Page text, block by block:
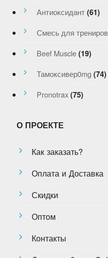
Антиоксидант (61)
Смесь для
Beef Muscle (19)
Тамоксивер0mg (74)
Pronotrax (75)
О ПРОЕКТЕ
Как заказать?
Оплата и Доставка
Скидки
Оптом
Контакты